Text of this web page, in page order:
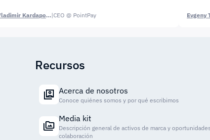
Vladimir Kardapoltsev|CEO @ PointPay Evgeny
Recursos
Acerca de nosotros
Conoce quiénes somos y por qué escribimos
Media kit
Descripción general de activos de marca y
colaboración